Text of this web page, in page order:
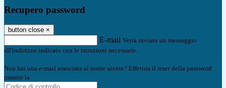
Recupero password
button close ×
E-mail Verrà inviato un messaggio
all'indirizzo indicato con le istruzioni necessarie.
Non hai una e-mail associata al nome utente? Effettua il reset della password
tramite la